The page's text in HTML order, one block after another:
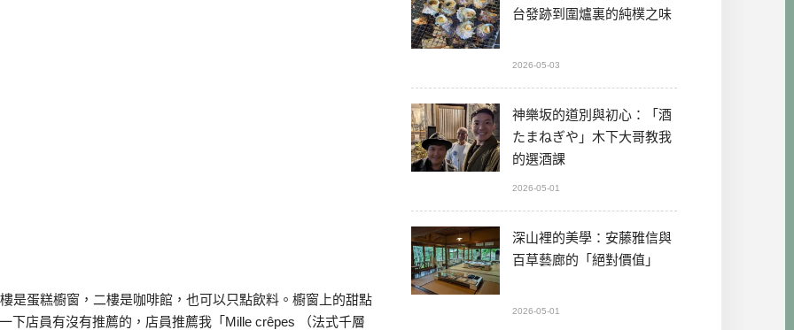
蛋糕櫥窗，二樓是咖啡館，也可以只點飲料。櫥窗上的甜點
下店員有沒有推薦的，店員推薦我「Mille crêpes （法式千層
台發跡到圍爐裏的純樸之味
2026-05-03
神樂坂的道別與初心：「酒
たまねぎや」木下大哥教我
的選酒課
2026-05-01
深山裡的美學：安藤雅信與
百草藝廊的「絕對價值」
2026-05-01